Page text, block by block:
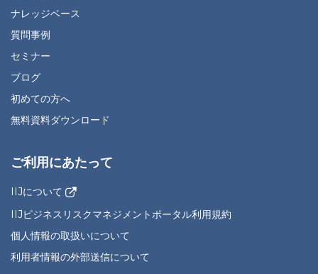
ナレッジベース
質問事例
セミナー
ブログ
初めての方へ
無料資料ダウンロード
ご利用にあたって
IIJについて
IIJビジネスリスクマネジメントポータル利用規約
個人情報の取扱いについて
利用者情報の外部送信について